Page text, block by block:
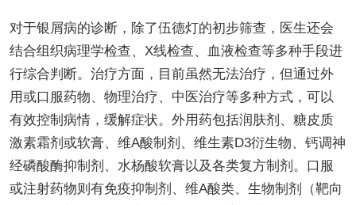
对于银屑病的诊断，除了伍德灯的初步筛查，医生还会
结合组织病理学检查、X线检查、血液检查等多种手段进
行综合判断。治疗方面，目前虽然无法治疗，但通过外
用或口服药物、物理治疗、中医治疗等多种方式，可以
有效控制病情，缓解症状。外用药包括润肤剂、糖皮质
激素霜剂或软膏、维A酸制剂、维生素D3衍生物、钙调神
经磷酸酶抑制剂、水杨酸软膏以及各类复方制剂。口服
或注射药物则有免疫抑制剂、维A酸类、生物制剂（靶向